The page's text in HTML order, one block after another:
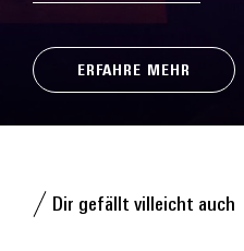
ERFAHRE MEHR
Dir gefällt villeicht auch